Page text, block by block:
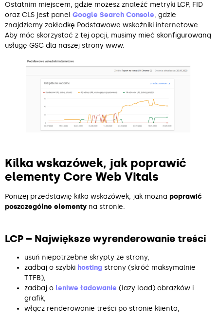
Ostatnim miejscem, gdzie możesz znaleźć metryki LCP, FID
oraz CLS jest panel Google Search Console, gdzie
znajdziemy zakładkę Podstawowe wskaźniki internetowe.
Aby móc skorzystać z tej opcji, musimy mieć skonfigurowaną
usługę GSC dla naszej strony www.
Kilka wskazówek, jak poprawić
elementy Core Web Vitals
Poniżej przedstawię kilka wskazówek, jak można poprawić
poszczególne elementy na stronie.
LCP – Największe wyrenderowanie treści
usuń niepotrzebne skrypty ze strony,
zadbaj o szybki hosting strony (skróć maksymalnie
TTFB),
zadbaj o leniwe ładowanie (lazy load) obrazków i
grafik,
włącz renderowanie treści po stronie klienta,